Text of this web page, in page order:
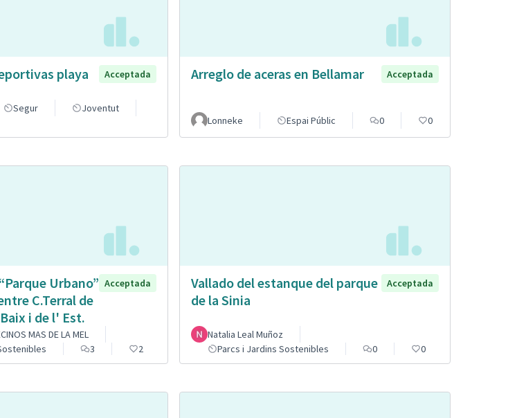
playa
Acceptada
Segur
Joventut
Arreglo de aceras en Bellamar Acceptada
Lonneke Espai Públic 0 0
Urbano”
C.Terral de
i de l' Est.
Acceptada
MAS DE LA MEL
3 2
Vallado del estanque del parque
de la Sinia
Acceptada
Natalia Leal Muñoz
Parcs i Jardins Sostenibles
0 0